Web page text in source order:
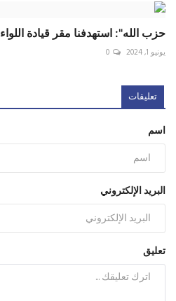
حزب الله": استهدفنا مقر قيادة اللواء 769 بكريات شمونة ب...
يونيو 1, 2024 0
تعليقات
اسم
البريد الإلكتروني
تعليق